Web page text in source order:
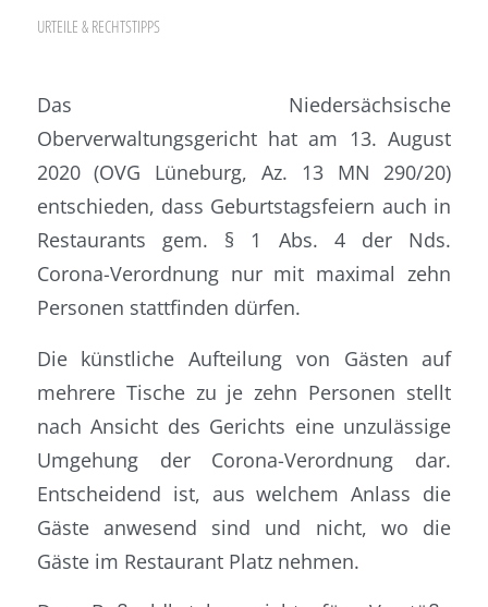
URTEILE & RECHTSTIPPS
Das Niedersächsische
Oberverwaltungsgericht hat am 13. August
2020 (OVG Lüneburg, Az. 13 MN 290/20)
entschieden, dass Geburtstagsfeiern auch in
Restaurants gem. § 1 Abs. 4 der Nds.
Corona-Verordnung nur mit maximal zehn
Personen stattfinden dürfen.
Die künstliche Aufteilung von Gästen auf
mehrere Tische zu je zehn Personen stellt
nach Ansicht des Gerichts eine unzulässige
Umgehung der Corona-Verordnung dar.
Entscheidend ist, aus welchem Anlass die
Gäste anwesend sind und nicht, wo die
Gäste im Restaurant Platz nehmen.